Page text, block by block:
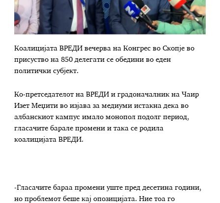
Коалицијата ВРЕДИ вечерва на Конгрес во Скопје во
присуство на 850 делегати се обедини во еден
политички субјект.
Ко-претседателот на ВРЕДИ и градоначалник на Чаир
Изет Меџити во изјава за медиуми истакна дека во
албанскиот кампус имало монопол подолг период,
гласачите барале промени и така се родила
коалицијата ВРЕДИ.
-Гласачите бараа промени уште пред десетина години,
но проблемот беше кај опозицијата. Ние тоа го